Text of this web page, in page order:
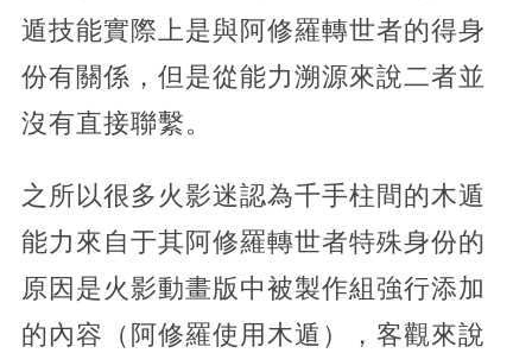
遁技能實際上是與阿修羅轉世者的得身
份有關係，但是從能力溯源來說二者並
沒有直接聯繫。
之所以很多火影迷認為千手柱間的木遁
能力來自于其阿修羅轉世者特殊身份的
原因是火影動畫版中被製作組強行添加
的內容（阿修羅使用木遁），客觀來說